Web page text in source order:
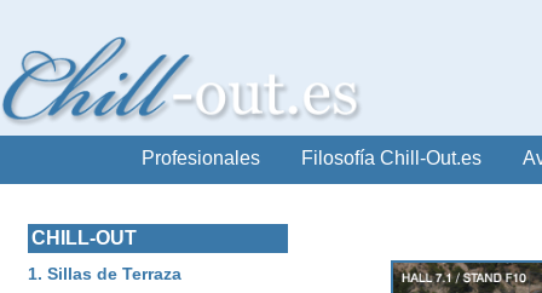
Profesionales Filosofía Chill-Out.es
CHILL-OUT
Sillas de Terraza